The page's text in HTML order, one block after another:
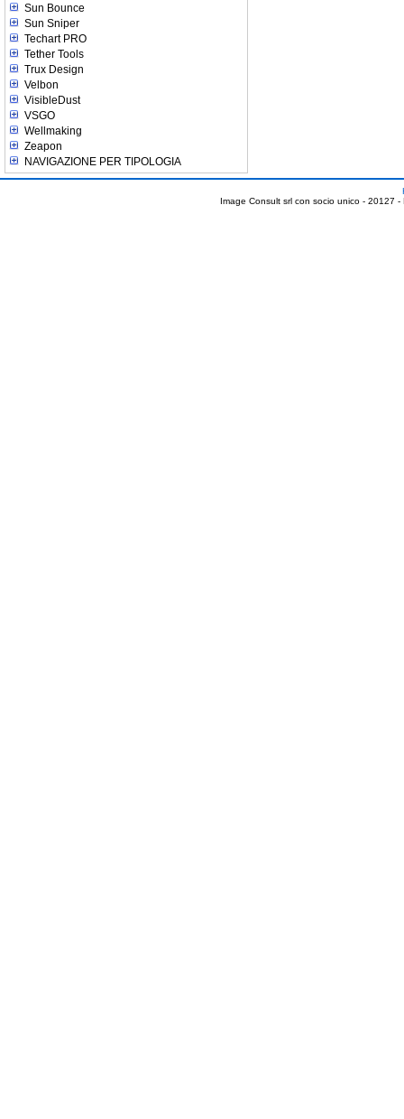
Sun Bounce
Sun Sniper
Techart PRO
Tether Tools
Trux Design
Velbon
VisibleDust
VSGO
Wellmaking
Zeapon
NAVIGAZIONE PER TIPOLOGIA
Image Consult srl con socio unico - 20127